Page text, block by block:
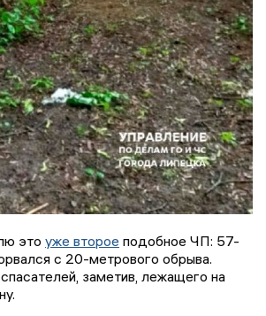
это уже второе подобное ЧП: 57-
с 20-метрового обрыва.
заметив, лежащего на